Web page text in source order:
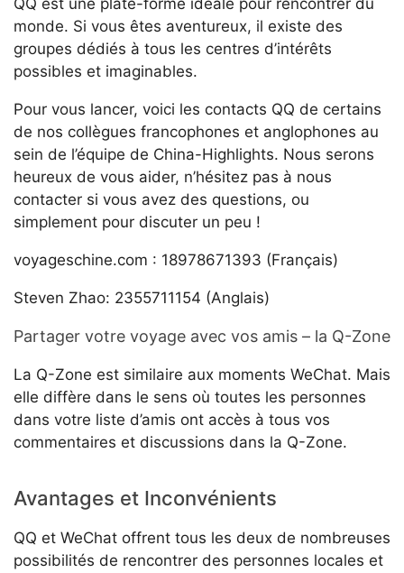
QQ est une plate-forme idéale pour rencontrer du
monde. Si vous êtes aventureux, il existe des
groupes dédiés à tous les centres d’intérêts
possibles et imaginables.
Pour vous lancer, voici les contacts QQ de certains
de nos collègues francophones et anglophones au
sein de l’équipe de China-Highlights. Nous serons
heureux de vous aider, n’hésitez pas à nous
contacter si vous avez des questions, ou
simplement pour discuter un peu !
voyageschine.com : 18978671393 (Français)
Steven Zhao: 2355711154 (Anglais)
Partager votre voyage avec vos amis – la Q-Zone
La Q-Zone est similaire aux moments WeChat. Mais
elle diffère dans le sens où toutes les personnes
dans votre liste d’amis ont accès à tous vos
commentaires et discussions dans la Q-Zone.
Avantages et Inconvénients
QQ et WeChat offrent tous les deux de nombreuses
possibilités de rencontrer des personnes locales et